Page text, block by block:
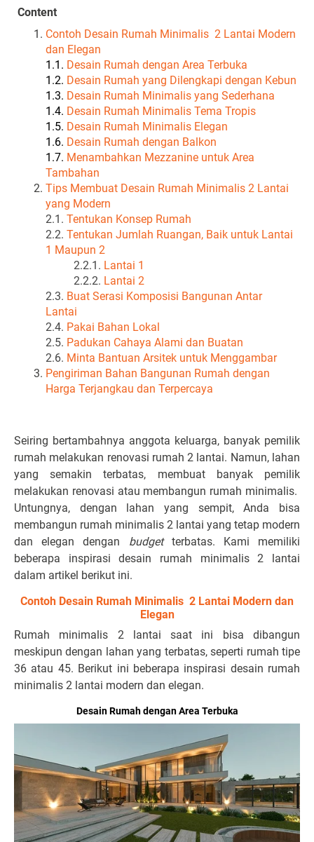
Content
Contoh Desain Rumah Minimalis 2 Lantai Modern
dan Elegan
1.1. Desain Rumah dengan Area Terbuka
1.2. Desain Rumah yang Dilengkapi dengan Kebun
1.3. Desain Rumah Minimalis yang Sederhana
1.4. Desain Rumah Minimalis Tema Tropis
1.5. Desain Rumah Minimalis Elegan
1.6. Desain Rumah dengan Balkon
1.7. Menambahkan Mezzanine untuk Area
Tambahan
Tips Membuat Desain Rumah Minimalis 2 Lantai
yang Modern
2.1. Tentukan Konsep Rumah
2.2. Tentukan Jumlah Ruangan, Baik untuk Lantai
1 Maupun 2
2.2.1. Lantai 1
2.2.2. Lantai 2
2.3. Buat Serasi Komposisi Bangunan Antar
Lantai
2.4. Pakai Bahan Lokal
2.5. Padukan Cahaya Alami dan Buatan
2.6. Minta Bantuan Arsitek untuk Menggambar
Pengiriman Bahan Bangunan Rumah dengan
Harga Terjangkau dan Terpercaya
Seiring bertambahnya anggota keluarga, banyak pemilik
rumah melakukan renovasi rumah 2 lantai. Namun, lahan
yang semakin terbatas, membuat banyak pemilik
melakukan renovasi atau membangun rumah minimalis.
Untungnya, dengan lahan yang sempit, Anda bisa
membangun rumah minimalis 2 lantai yang tetap modern
dan elegan dengan budget terbatas. Kami memiliki
beberapa inspirasi desain rumah minimalis 2 lantai
dalam artikel berikut ini.
Contoh Desain Rumah Minimalis 2 Lantai Modern dan
Elegan
Rumah minimalis 2 lantai saat ini bisa dibangun
meskipun dengan lahan yang terbatas, seperti rumah tipe
36 atau 45. Berikut ini beberapa inspirasi desain rumah
minimalis 2 lantai modern dan elegan.
Desain Rumah dengan Area Terbuka